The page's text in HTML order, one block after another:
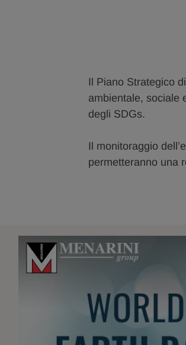
Il Piano Strategico
ambientale, sociale
degli SDGs.
Il monitoraggio
permetteranno una